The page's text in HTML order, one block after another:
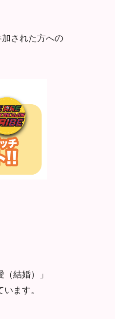
された方への
結婚）」
います。